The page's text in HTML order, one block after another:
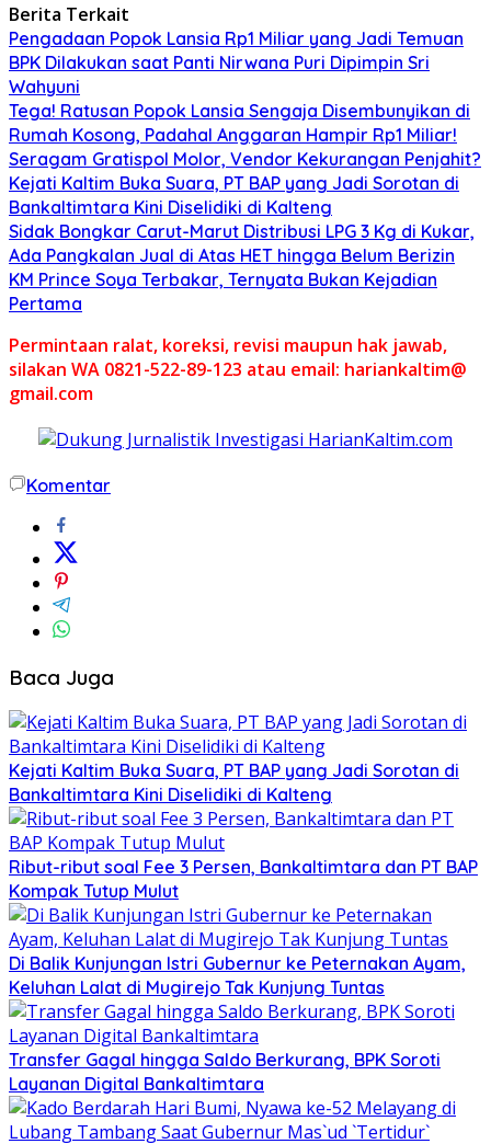
Berita Terkait
Pengadaan Popok Lansia Rp1 Miliar yang Jadi Temuan
BPK Dilakukan saat Panti Nirwana Puri Dipimpin Sri
Wahyuni
Tega! Ratusan Popok Lansia Sengaja Disembunyikan di
Rumah Kosong, Padahal Anggaran Hampir Rp1 Miliar!
Seragam Gratispol Molor, Vendor Kekurangan Penjahit?
Kejati Kaltim Buka Suara, PT BAP yang Jadi Sorotan di
Bankaltimtara Kini Diselidiki di Kalteng
Sidak Bongkar Carut-Marut Distribusi LPG 3 Kg di Kukar,
Ada Pangkalan Jual di Atas HET hingga Belum Berizin
KM Prince Soya Terbakar, Ternyata Bukan Kejadian
Pertama
Permintaan ralat, koreksi, revisi maupun hak jawab,
silakan WA 0821-522-89-123 atau email: hariankaltim@
gmail.com
Komentar
Baca Juga
Kejati Kaltim Buka Suara, PT BAP yang Jadi Sorotan di
Bankaltimtara Kini Diselidiki di Kalteng
Ribut-ribut soal Fee 3 Persen, Bankaltimtara dan PT BAP
Kompak Tutup Mulut
Di Balik Kunjungan Istri Gubernur ke Peternakan Ayam,
Keluhan Lalat di Mugirejo Tak Kunjung Tuntas
Transfer Gagal hingga Saldo Berkurang, BPK Soroti
Layanan Digital Bankaltimtara